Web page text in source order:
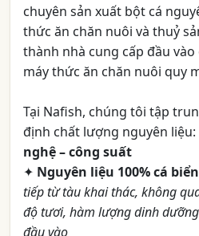
chuyên sản xuất bột cá
thức ăn chăn nuôi và thuỷ
thành nhà cung cấp đầu
máy thức ăn chăn nuôi quy
Tại Nafish, chúng tôi tập
định chất lượng nguyên liệu:
nghệ – công suất
✦ Nguyên liệu 100% cá
tiếp từ tàu khai thác, không
độ tươi, hàm lượng dinh
đầu vào